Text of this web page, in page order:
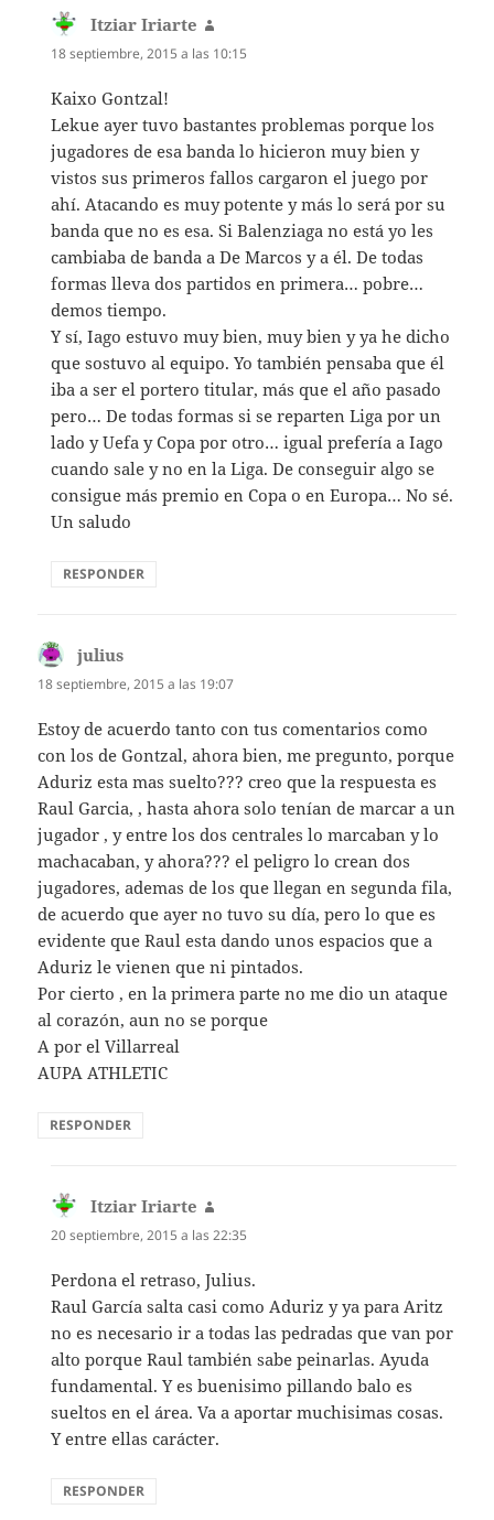
Itziar Iriarte
18 septiembre, 2015 a las 10:15
Kaixo Gontzal!
Lekue ayer tuvo bastantes problemas porque los
jugadores de esa banda lo hicieron muy bien y
vistos sus primeros fallos cargaron el juego por
ahí. Atacando es muy potente y más lo será por su
banda que no es esa. Si Balenziaga no está yo les
cambiaba de banda a De Marcos y a él. De todas
formas lleva dos partidos en primera… pobre…
demos tiempo.
Y sí, Iago estuvo muy bien, muy bien y ya he dicho
que sostuvo al equipo. Yo también pensaba que él
iba a ser el portero titular, más que el año pasado
pero… De todas formas si se reparten Liga por un
lado y Uefa y Copa por otro… igual prefería a Iago
cuando sale y no en la Liga. De conseguir algo se
consigue más premio en Copa o en Europa… No sé.
Un saludo
RESPONDER
julius
18 septiembre, 2015 a las 19:07
Estoy de acuerdo tanto con tus comentarios como
con los de Gontzal, ahora bien, me pregunto, porque
Aduriz esta mas suelto??? creo que la respuesta es
Raul Garcia, , hasta ahora solo tenían de marcar a un
jugador , y entre los dos centrales lo marcaban y lo
machacaban, y ahora??? el peligro lo crean dos
jugadores, ademas de los que llegan en segunda fila,
de acuerdo que ayer no tuvo su día, pero lo que es
evidente que Raul esta dando unos espacios que a
Aduriz le vienen que ni pintados.
Por cierto , en la primera parte no me dio un ataque
al corazón, aun no se porque
A por el Villarreal
AUPA ATHLETIC
RESPONDER
Itziar Iriarte
20 septiembre, 2015 a las 22:35
Perdona el retraso, Julius.
Raul García salta casi como Aduriz y ya para Aritz
no es necesario ir a todas las pedradas que van por
alto porque Raul también sabe peinarlas. Ayuda
fundamental. Y es buenisimo pillando balo es
sueltos en el área. Va a aportar muchisimas cosas.
Y entre ellas carácter.
RESPONDER